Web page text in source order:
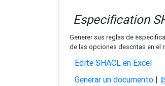
Especification
Generer sus reglas de
de las opciones descritas en el
Edite SHACL en Excel
Generar un documento|